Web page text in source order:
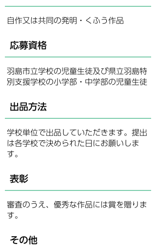
自作又は共同の発明・くふう作品
応募資格
羽島市立学校の児童生徒及び県立羽島特
別支援学校の小学部・中学部の児童生徒
出品方法
学校単位で出品していただきます。提出
は各学校で決められた日にお願いしま
す。
表彰
審査のうえ、優秀な作品には賞を贈りま
す。
その他